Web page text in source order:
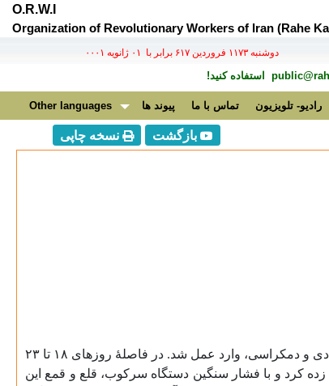
O.R.W.I
Organization of Revolutionary Workers of Iran (Rahe
دوشنبه ۱۱۷۳ فروردين ۶۱۷ برابر با ۰۱ ژانويه ۰۰۰۱
استفاده کنید!
رادیو- تلویزیون تماس با ما پیوند ها Other languages
بازگشت نسخه چاپی
یازده سال پیش، در ۱۸ تیرماه ۱۳۷۸ جنبش دانشجویی کشور، با گام های استوار و جسورانه، برای دفاع از آزادی بیان و برای هموار کردن راه آزادی و دمکراسی، وارد عمل شد. در فاصلۀ روزهای ۱۸ تا ۲۳
کرد و با فشار سنگین دستگاه سرکوب، قلع و قمع این